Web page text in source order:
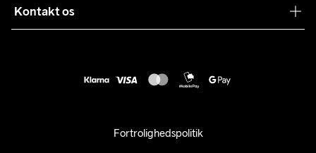
Sustainability
Kundeservice
Kontakt os
Fortrolighedspolitik